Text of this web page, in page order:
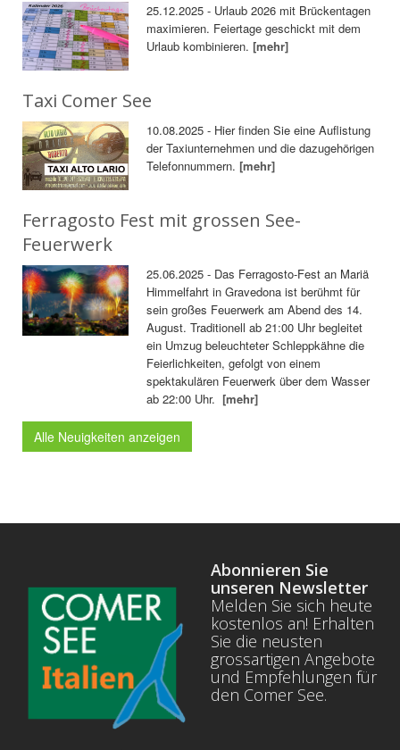
25.12.2025 - Urlaub 2026 mit Brückentagen
maximieren. Feiertage geschickt mit dem
Urlaub kombinieren.[mehr]
Taxi Comer See
10.08.2025 - Hier finden Sie eine Auflistung
der Taxiunternehmen und die dazugehörigen
Telefonnummern.[mehr]
Ferragosto Fest mit grossen See-
Feuerwerk
25.06.2025 - Das Ferragosto-Fest an Mariä
Himmelfahrt in Gravedona ist berühmt für
sein großes Feuerwerk am Abend des 14.
August. Traditionell ab 21:00 Uhr begleitet
ein Umzug beleuchteter Schleppkähne die
Feierlichkeiten, gefolgt von einem
spektakulären Feuerwerk über dem Wasser
ab 22:00 Uhr.[mehr]
Alle Neuigkeiten anzeigen
Abonnieren Sie
unseren Newsletter
Melden Sie sich heute
kostenlos an! Erhalten
Sie die neusten
grossartigen Angebote
und Empfehlungen für
den Comer See.